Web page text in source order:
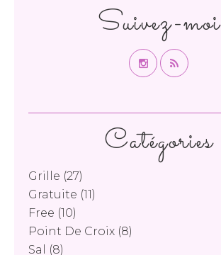
Catégories
Grille (27)
Gratuite (11)
Free (10)
Point De Croix (8)
Sal
(8)
Suivez-moi